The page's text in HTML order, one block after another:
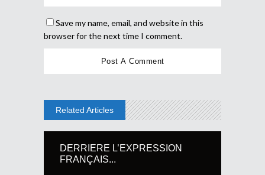
Save my name, email, and website in this
browser for the next time I comment.
Related Articles
DERRIERE L’EXPRESSION
FRANÇAIS...